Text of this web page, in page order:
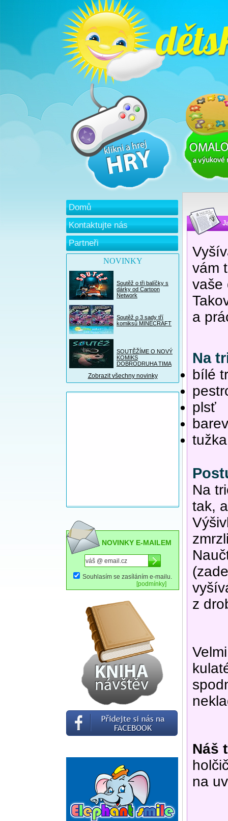
Domů
Kontaktujte nás
Partneři
NOVINKY
Soutěž o tři balíčky s
dárky od Cartoon
Network
Soutěž o 3 sady tří
komiksů MINECRAFT
SOUTĚŽÍME O NOVÝ
KOMIKS
DOBRODRUHA TIMA
Zobrazit všechny novinky
NOVINKY E-MAILEM
Souhlasím se zasíláním e-mailu.
[podmínky]
vám
vaše
a
Na
bílé
plsť
tužka
Na
tak,
z
Náš
na